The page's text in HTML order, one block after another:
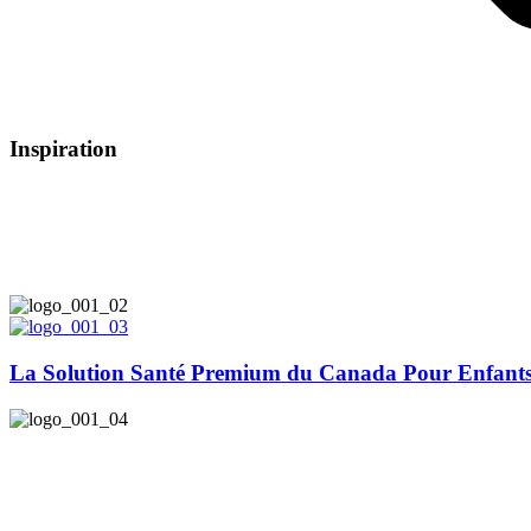
Inspiration
La Solution Santé Premium du Canada Pour